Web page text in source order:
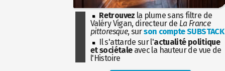
Retrouvez la plume sans filtre de
Valéry Vigan, directeur de La France
pittoresque, surson compte SUBSTACK
Il s'attarde sur l'actualité politique
et sociétaleavec la hauteur de vue de
l'Histoire